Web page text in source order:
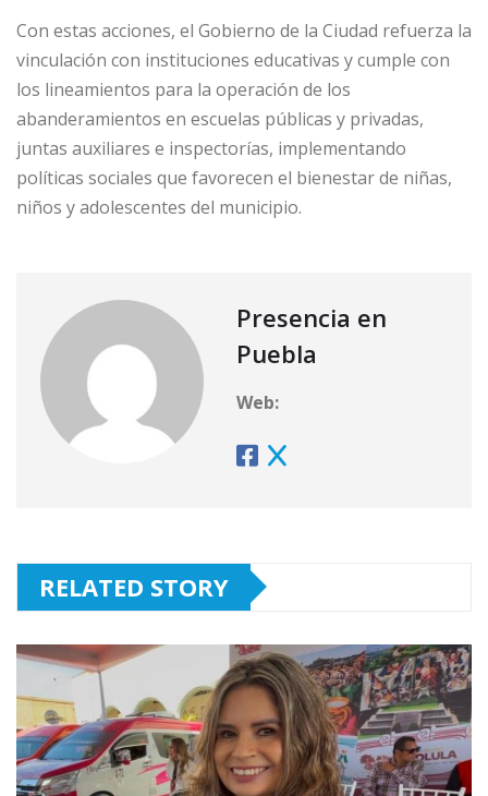
Con estas acciones, el Gobierno de la Ciudad refuerza la
vinculación con instituciones educativas y cumple con
los lineamientos para la operación de los
abanderamientos en escuelas públicas y privadas,
juntas auxiliares e inspectorías, implementando
políticas sociales que favorecen el bienestar de niñas,
niños y adolescentes del municipio.
Presencia en
Puebla
Web:
RELATED STORY